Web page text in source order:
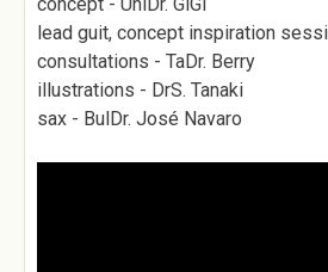
lead guit, concept inspiration
consultations - TaDr. Berry
illustrations - DrS. Tanaki
sax - BulDr. José Navaro